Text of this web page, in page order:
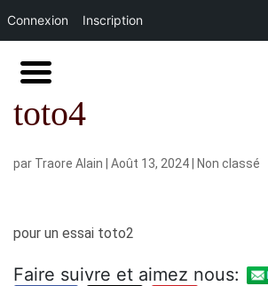
toto4
par Traore Alain Août 13, 2024 Non classé
pour un essai toto2
Faire suivre et aimez nous:
Connexion Inscription